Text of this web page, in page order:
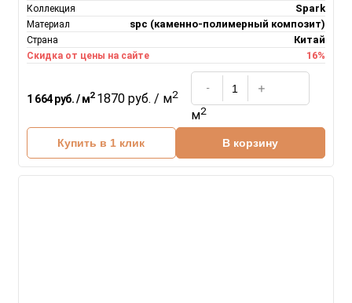
Коллекция Spark
Материал spc (каменно-полимерный композит)
Страна Китай
Скидка от цены на сайте 16%
1 664 руб. / м2 1870 руб. / м2
м2
Купить в 1 клик В корзину